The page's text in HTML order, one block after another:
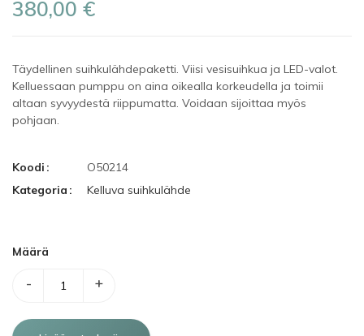
380,00 €
Täydellinen suihkulähdepaketti. Viisi vesisuihkua ja LED-valot.
Kelluessaan pumppu on aina oikealla korkeudella ja toimii
altaan syvyydestä riippumatta. Voidaan sijoittaa myös
pohjaan.
Koodi
O50214
Kategoria
Kelluva suihkulähde
Määrä
- +